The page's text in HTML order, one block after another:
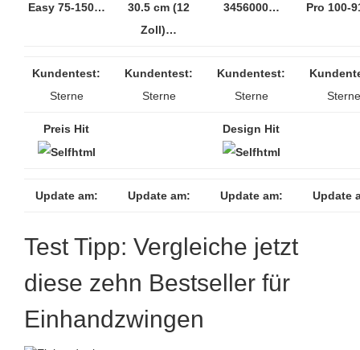
Easy 75-150…
30.5 cm (12
Zoll)…
3456000…
Pro 100-
Kundentest:
Sterne
Kundentest:
Sterne
Kundentest:
Sterne
Sterne
Preis Hit Design Hit
Update am: Update am: Update am: Update
Test Tipp: Vergleiche jetzt
diese zehn Bestseller für
Einhandzwingen